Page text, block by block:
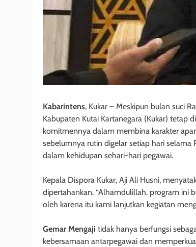
Kabarintens, Kukar – Meskipun bulan suci
Kabupaten Kutai Kartanegara (Kukar) tetap
komitmennya dalam membina karakter
sebelumnya rutin digelar setiap hari
dalam kehidupan sehari-hari pegawai.
Kepala Dispora Kukar, Aji Ali Husni,
dipertahankan. “Alhamdulillah, program ini
oleh karena itu kami lanjutkan kegiatan
Gemar Mengaji tidak hanya berfungsi
kebersamaan antarpegawai dan